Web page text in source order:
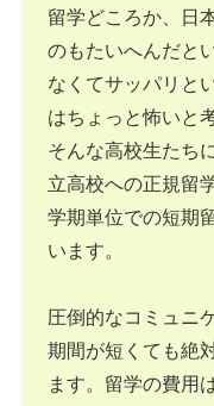
留学どころか、日
のもたいへんだと
なくてサッパリと
はちょっと怖いと
そんな高校生たち
立高校への正規留
学期単位での短期
います。
圧倒的なコミュニ
期間が短くても絶
ます。留学の費用